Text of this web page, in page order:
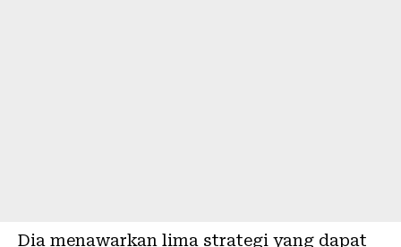
Dia menawarkan lima strategi yang dapat